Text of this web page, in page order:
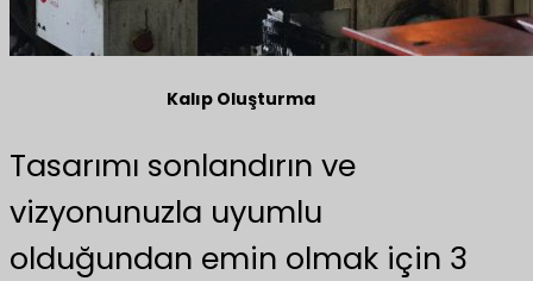
Kalıp Oluşturma
Tasarımı sonlandırın ve
vizyonunuzla uyumlu
olduğundan emin olmak için 3